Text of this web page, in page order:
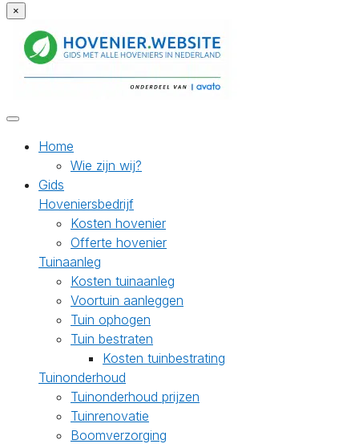
×
Home
Wie zijn wij?
Gids
Hoveniersbedrijf
Kosten hovenier
Offerte hovenier
Tuinaanleg
Kosten tuinaanleg
Voortuin aanleggen
Tuin ophogen
Tuin bestraten
Kosten tuinbestrating
Tuinonderhoud
Tuinonderhoud prijzen
Tuinrenovatie
Boomverzorging